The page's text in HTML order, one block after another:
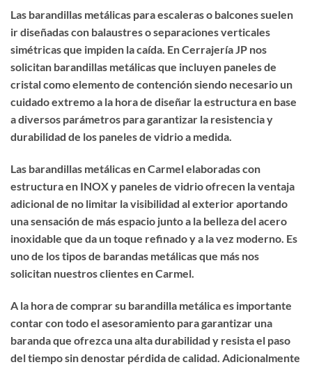
Las barandillas metálicas para escaleraso balcones suelen
ir diseñadas con balaustres o separaciones verticales
simétricas que impiden la caída. En Cerrajería JP nos
solicitan barandillas metálicas que incluyen paneles de
cristal como elemento de contención siendo necesario un
cuidado extremo a la hora de diseñar la estructura en base
a diversos parámetros para garantizar la resistencia y
durabilidad de los paneles de vidrio a medida.
Las barandillas metálicas en Carmel elaboradas con
estructura en INOX y paneles de vidrio ofrecen la ventaja
adicional de no limitar la visibilidad al exterior aportando
una sensación de más espacio junto a la belleza del acero
inoxidable que da un toque refinado y a la vez moderno. Es
uno de los tipos de barandas metálicas que más nos
solicitan nuestros clientes en Carmel.
A la hora de comprar su barandilla metálicaes importante
contar con todo el asesoramiento para garantizar una
baranda que ofrezca una alta durabilidad y resista el paso
del tiempo sin denostar pérdida de calidad. Adicionalmente